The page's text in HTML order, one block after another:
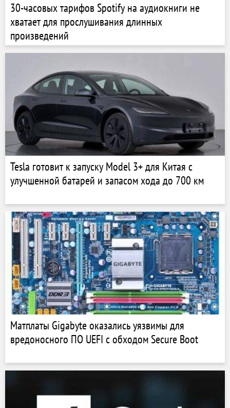
30-часовых тарифов Spotify на аудиокниги не
хватает для прослушивания длинных
произведений
Tesla готовит к запуску Model 3+ для Китая с
улучшенной батарей и запасом хода до 700 км
Матплаты Gigabyte оказались уязвимы для
вредоносного ПО UEFI с обходом Secure Boot